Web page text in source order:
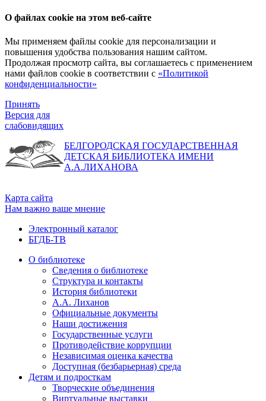
О файлах cookie на этом веб-сайте
Мы применяем файлы cookie для персонализации и
повышения удобства пользования нашим сайтом.
Продолжая просмотр сайта, вы соглашаетесь с применением
нами файлов cookie в соответствии с «Политикой
конфиденциальности»
Принять
Версия для
слабовидящих
БЕЛГОРОДСКАЯ ГОСУДАРСТВЕННАЯ
ДЕТСКАЯ БИБЛИОТЕКА ИМЕНИ
А.А.ЛИХАНОВА
Карта сайта
Нам важно ваше мнение
Электронный каталог
БГДБ-ТВ
О библиотеке
Сведения о библиотеке
Структура и контакты
История библиотеки
А.А. Лиханов
Официальные документы
Наши достижения
Государственные услуги
Противодействие коррупции
Независимая оценка качества
Доступная (безбарьерная) среда
Детям и подросткам
Творческие объединения
Виртуальные выставки